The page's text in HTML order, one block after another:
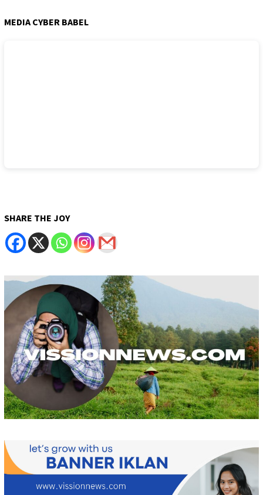
MEDIA CYBER BABEL
SHARE THE JOY